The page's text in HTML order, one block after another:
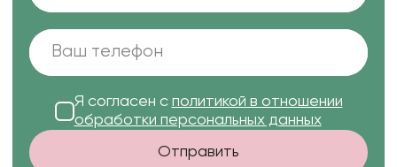
Я согласен с политикой в отношении
обработки персональных данных
Отправить